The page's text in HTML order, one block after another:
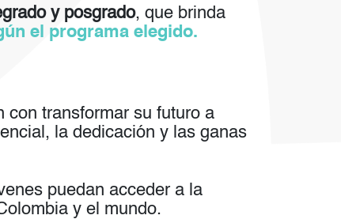
y posgrado, que brinda
el programa elegido.
transformar su futuro a
la dedicación y las ganas
puedan acceder a la
y el mundo.